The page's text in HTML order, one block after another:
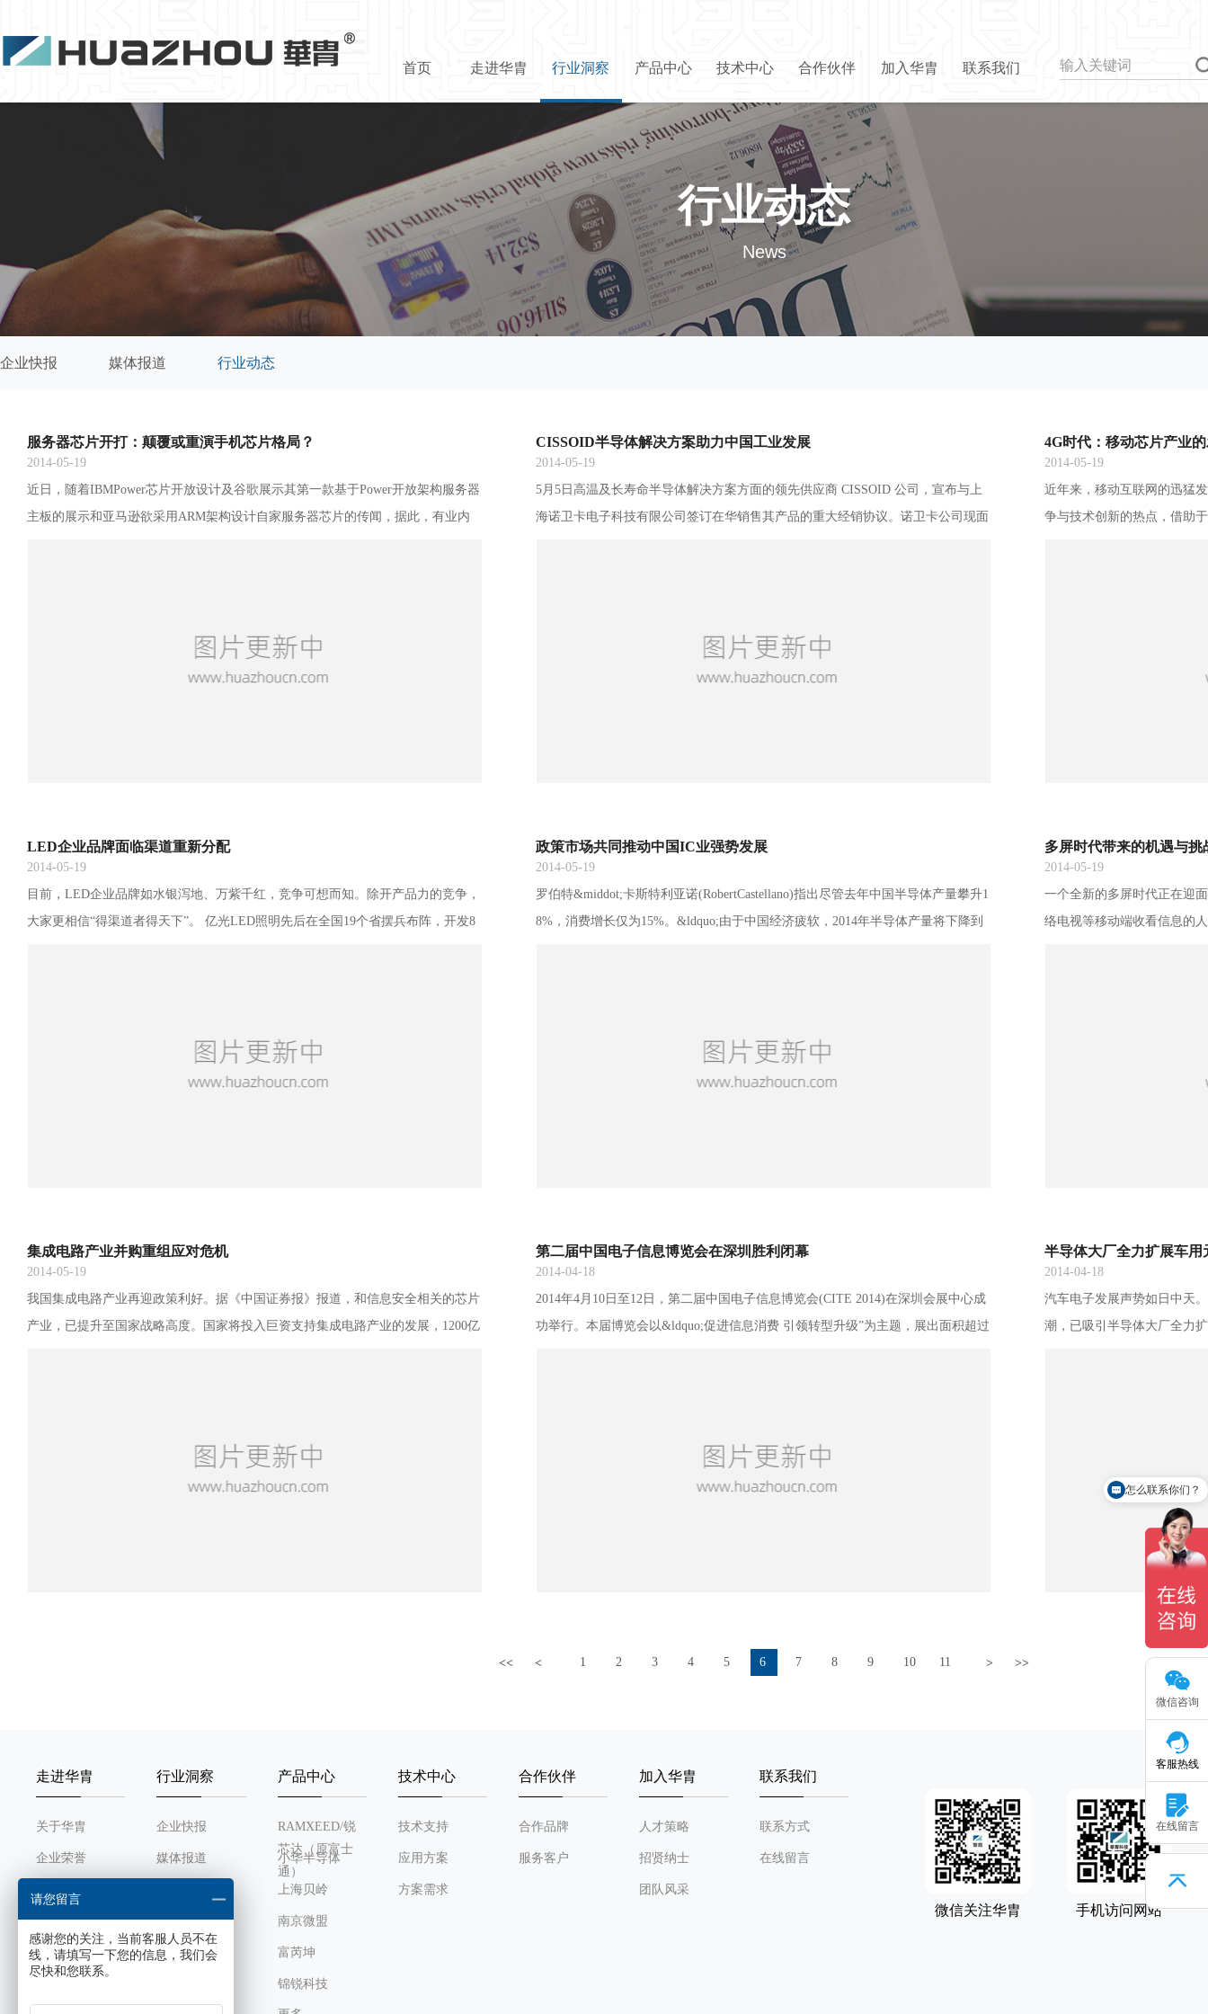
首页 走进华胄 行业洞察 产品中心 技术中心 合作伙伴 加入华胄 联系我们
行业动态
News
企业快报 媒体报道 行业动态
服务器芯片开打：颠覆或重演手机芯片格局？
2014-05-19
近日，随着IBMPower芯片开放设计及谷歌展示其第一款基于Power开放架构服务器
主板的展示和亚马逊欲采用ARM架构设计自家服务器芯片的传闻，据此，有业内
CISSOID半导体解决方案助力中国工业发展
2014-05-19
5月5日高温及长寿命半导体解决方案方面的领先供应商 CISSOID 公司，宣布与上
海诺卫卡电子科技有限公司签订在华销售其产品的重大经销协议。诺卫卡公司现面
4G时代：移动芯片产业
2014-05-19
近年来，移动互联网的迅猛
争与技术创新的热点，借助
LED企业品牌面临渠道重新分配
2014-05-19
目前，LED企业品牌如水银泻地、万紫千红，竞争可想而知。除开产品力的竞争，
大家更相信“得渠道者得天下”。 亿光LED照明先后在全国19个省摆兵布阵，开发8
政策市场共同推动中国IC业强势发展
2014-05-19
罗伯特&middot;卡斯特利亚诺(RobertCastellano)指出尽管去年中国半导体产量攀升1
8%，消费增长仅为15%。&ldquo;由于中国经济疲软，2014年半导体产量将下降到
多屏时代带来的机遇与挑
2014-05-19
一个全新的多屏时代正在迎
络电视等移动端收看信息的
集成电路产业并购重组应对危机
2014-05-19
我国集成电路产业再迎政策利好。据《中国证券报》报道，和信息安全相关的芯片
产业，已提升至国家战略高度。国家将投入巨资支持集成电路产业的发展，1200亿
第二届中国电子信息博览会在深圳胜利闭幕
2014-04-18
2014年4月10日至12日，第二届中国电子信息博览会(CITE 2014)在深圳会展中心成
功举行。本届博览会以&ldquo;促进信息消费 引领转型升级”为主题，展出面积超过
半导体大厂全力扩展车用
2014-04-18
汽车电子发展声势如日中天
潮，已吸引半导体大厂全力
<< < 1 2 3 4 5 6 7 8 9 10 11 > >>
走进华胄
关于华胄
企业荣誉
发展历程
组织架构
企业文化
行业洞察
企业快报
媒体报道
产品中心
RAMXEED/锐
芯达（原富士
通）
小华半导体
上海贝岭
南京微盟
富芮坤
锦锐科技
技术中心
技术支持
应用方案
方案需求
合作伙伴
合作品牌
服务客户
加入华胄
人才策略
招贤纳士
团队风采
联系我们
联系方式
在线留言
微信关注华胄 手机访问网站
微信咨询
客服热线
在线留言
怎么联系你们？
请您留言
感谢您的关注，当前客服人员不在
线，请填写一下您的信息，我们会
尽快和您联系。